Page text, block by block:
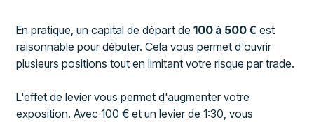
En pratique, un capital de départ de100 à 500 € est
raisonnable pour débuter. Cela vous permet d'ouvrir
plusieurs positions tout en limitant votre risque par trade.
L'effet de levier vous permet d'augmenter votre
exposition. Avec 100 € et un levier de 1:30, vous